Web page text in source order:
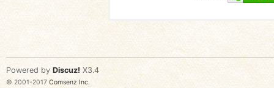
Powered by Discuz! X3.4
© 2001-2017 Comsenz Inc.